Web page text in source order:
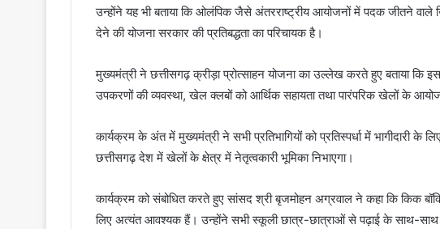
उन्होंने यह भी बताया कि ओलंपिक जैसे अंतरराष्ट्रीय आयोजनों में पदक जीतने वाले
देने की योजना सरकार की प्रतिबद्धता का परिचायक है।
मुख्यमंत्री ने छत्तीसगढ़ क्रीड़ा प्रोत्साहन योजना का उल्लेख करते हुए बताया
उपकरणों की व्यवस्था, खेल क्लबों को आर्थिक सहायता तथा पारंपरिक खेलों के
कार्यक्रम के अंत में मुख्यमंत्री ने सभी प्रतिभागियों को प्रतिस्पर्धा में भागीदारी के
छत्तीसगढ़ देश में खेलों के क्षेत्र में नेतृत्वकारी भूमिका निभाएगा।
कार्यक्रम को संबोधित करते हुए सांसद श्री बृजमोहन अग्रवाल ने कहा कि किक
लिए अत्यंत आवश्यक हैं। उन्होंने सभी स्कूली छात्र-छात्राओं से पढ़ाई के साथ-साथ